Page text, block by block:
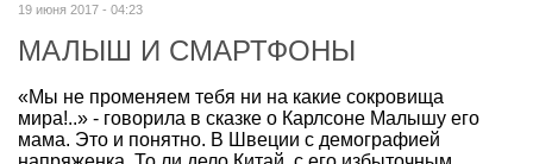
19 июня 2017 - 04:23
МАЛЫШ И СМАРТФОНЫ
«Мы не променяем тебя ни на какие сокровища
мира!..» - говорила в сказке о Карлсоне Малышу его
мама. Это и понятно. В Швеции с демографией